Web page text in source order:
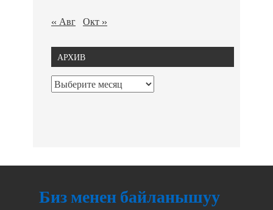
« Авг Окт »
АРХИВ
Биз менен байланышуу